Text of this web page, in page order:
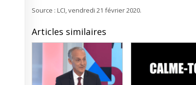
Source : LCI, vendredi 21 février 2020.
Articles similaires